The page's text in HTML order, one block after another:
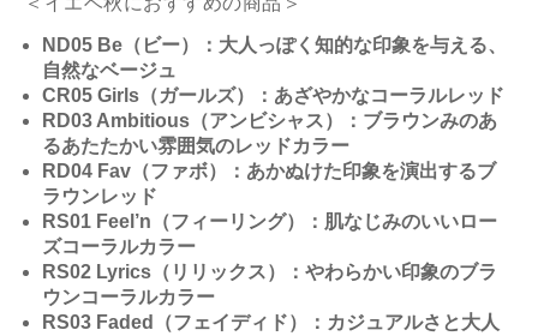
ND05 Be（ビー）：大人っぽく知的な印象を与える、
自然なベージュ
CR05 Girls（ガールズ）：あざやかなコーラルレッド
RD03 Ambitious（アンビシャス）：ブラウンみのあ
るあたたかい雰囲気のレッドカラー
RD04 Fav（ファボ）：あかぬけた印象を演出するブ
ラウンレッド
RS01 Feel’n（フィーリング）：肌なじみのいいロー
ズコーラルカラー
RS02 Lyrics（リリックス）：やわらかい印象のブラ
ウンコーラルカラー
RS03 Faded（フェイディド）：カジュアルさと大人